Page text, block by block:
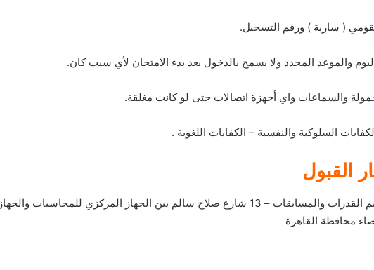
( سارية ) ورقم التسجيل.
والموعد المحدد ولا يسمح بالدخول بعد بدء الامتحان لأي سبب كان.
والسماعات واي أجهزة اتصالات حتى لو كانت مغلقة.
السلوكية والنفسية – الكفايات اللغوية .
القبول
◄ المكان المحدد : مركز تقييم القدرات والمسابقات – 13 شارع صلاح سالم بين الجهاز المركزي للمحاسبات والجهاز
محافظة القاهرة